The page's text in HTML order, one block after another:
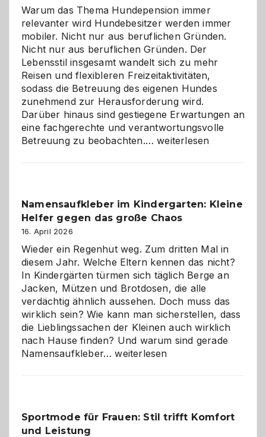
Warum das Thema Hundepension immer
relevanter wird Hundebesitzer werden immer
mobiler. Nicht nur aus beruflichen Gründen.
Nicht nur aus beruflichen Gründen. Der
Lebensstil insgesamt wandelt sich zu mehr
Reisen und flexibleren Freizeitaktivitäten,
sodass die Betreuung des eigenen Hundes
zunehmend zur Herausforderung wird.
Darüber hinaus sind gestiegene Erwartungen an
eine fachgerechte und verantwortungsvolle
Betreuung zu beobachten.…Betreuung
ist
eine
Wahl?
weiterlesen
Namensaufkleber im Kindergarten: Kleine
Helfer gegen das große Chaos
16. April 2026
Wieder ein Regenhut weg. Zum dritten Mal in
diesem Jahr. Welche Eltern kennen das nicht?
In Kindergärten türmen sich täglich Berge an
Jacken, Mützen und Brotdosen, die alle
verdächtig ähnlich aussehen. Doch muss das
wirklich sein? Wie kann man sicherstellen, dass
die Lieblingssachen der Kleinen auch wirklich
nach Hause finden? Und warum sind gerade
Namensaufkleber…Namensaufkleber
gegen
weiterlesen
Sportmode für Frauen: Stil trifft Komfort
und Leistung